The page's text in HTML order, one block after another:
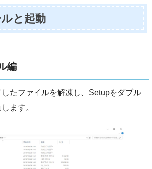
と起動
編
たファイルを解凍し、Setupをダブル
ます。